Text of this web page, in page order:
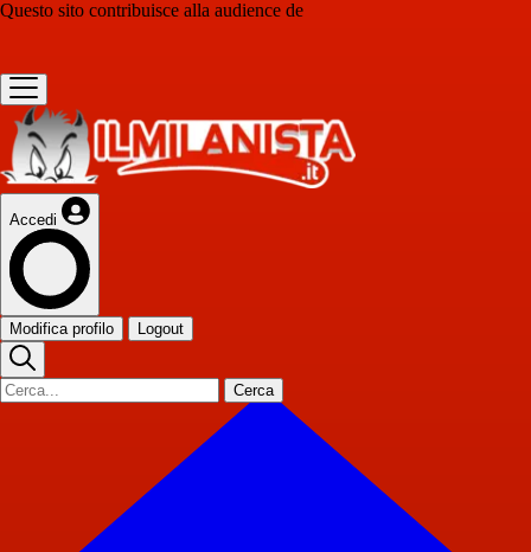
Questo sito contribuisce alla audience de
Accedi
Modifica profilo Logout
Cerca